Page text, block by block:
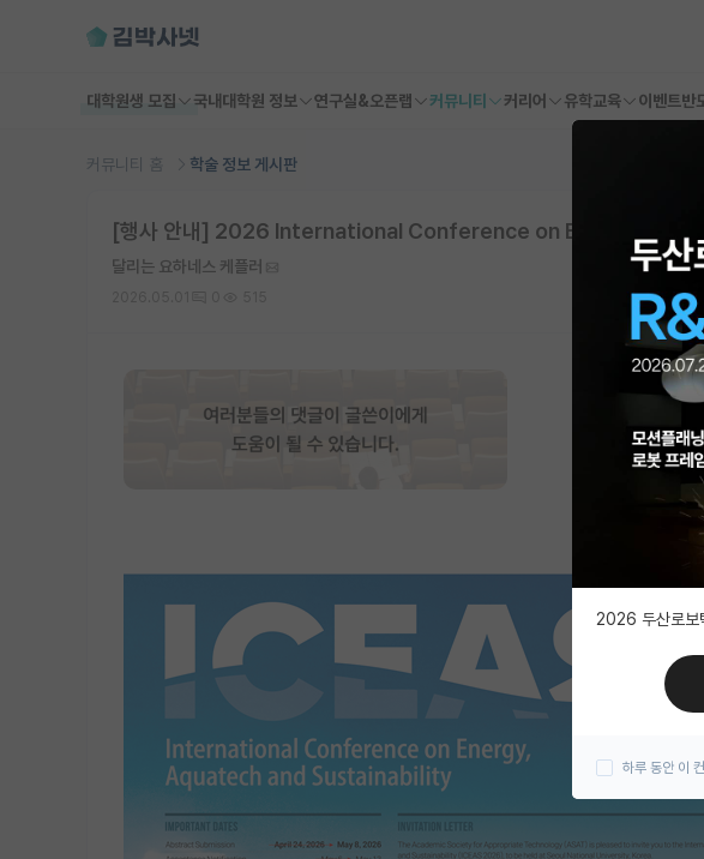
대학원생 모집 국내대학원 정보 연구실&오픈랩 커뮤니티 커리어 유학교육 이벤트반
커뮤니티 홈 학술 정보 게시판
[행사 안내] 2026 International Conference on Energy,
달리는 요하네스 케플러
2026 두산로보
하루 동안 이